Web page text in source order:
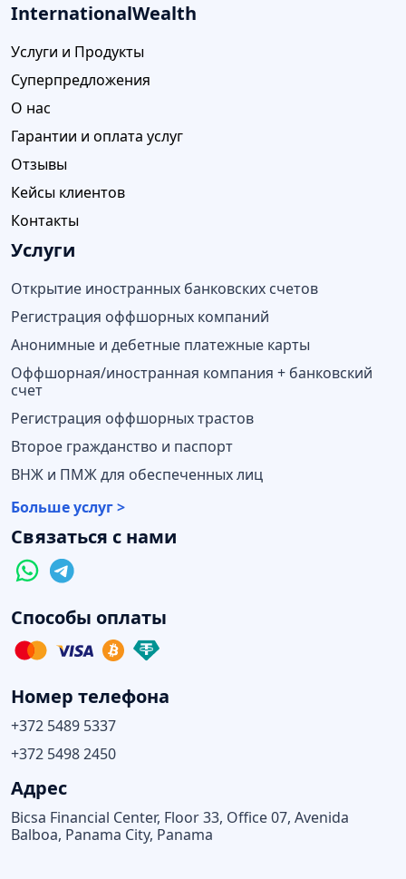
InternationalWealth
Услуги и Продукты
Суперпредложения
О нас
Гарантии и оплата услуг
Отзывы
Кейсы клиентов
Контакты
Услуги
Открытие иностранных банковских счетов
Регистрация оффшорных компаний
Анонимные и дебетные платежные карты
Оффшорная/иностранная компания + банковский
счет
Регистрация оффшорных трастов
Второе гражданство и паспорт
ВНЖ и ПМЖ для обеспеченных лиц
Больше услуг >
Связаться с нами
Способы оплаты
Номер телефона
+372 5489 5337
+372 5498 2450
Адрес
Bicsa Financial Center, Floor 33, Office 07, Avenida
Balboa, Panama City, Panama